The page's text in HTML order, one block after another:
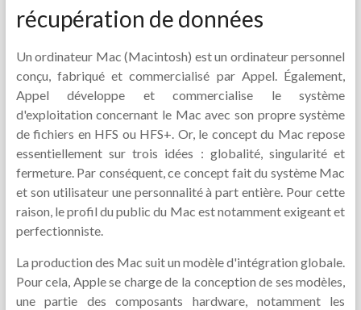
récupération de données
Un ordinateur Mac (Macintosh) est un ordinateur personnel
conçu, fabriqué et commercialisé par Appel. Également,
Appel développe et commercialise le système
d'exploitation concernant le Mac avec son propre système
de fichiers en HFS ou HFS+. Or, le concept du Mac repose
essentiellement sur trois idées : globalité, singularité et
fermeture. Par conséquent, ce concept fait du système Mac
et son utilisateur une personnalité à part entière. Pour cette
raison, le profil du public du Mac est notamment exigeant et
perfectionniste.
La production des Mac suit un modèle d'intégration globale.
Pour cela, Apple se charge de la conception de ses modèles,
une partie des composants hardware, notamment les